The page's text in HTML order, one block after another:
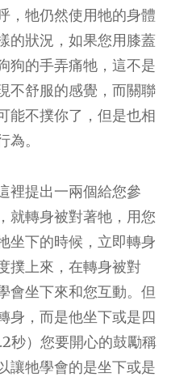
，牠仍然使用牠的身體
的狀況，如果您用膝蓋
狗的手弄痛牠，這不是
不舒服的感覺，而關聯
能不撲你了，但是也相
。
裡提出一兩個給您參
就轉身被對著牠，用您
坐下的時候，立即轉身
撲上來，在轉身被對
會坐下來和您互動。但
身，而是他坐下或是四
秒）您要開心的鼓勵稱
讓牠學會的是坐下或是